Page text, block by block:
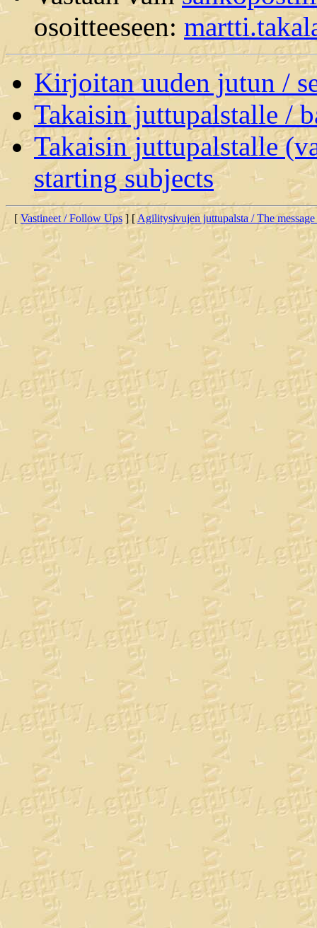
osoitteeseen:
Kirjoitan uuden jutun /
Takaisin juttupalstalle /
Takaisin juttupalstalle
starting subjects
[ Vastineet / Follow Ups ] [Agilitysivujen juttupalsta / The